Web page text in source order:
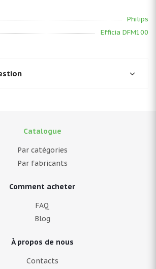
Philips
Efficia DFM100
Catalogue
Par catégories
Par fabricants
Comment acheter
FAQ
Blog
À propos de nous
Contacts